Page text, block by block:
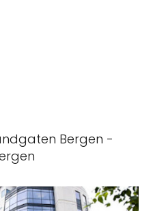
Bergen -